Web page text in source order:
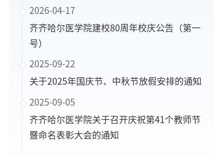
2026-04-17
齐齐哈尔医学院建校80周年校庆公告（第一
号）
2025-09-22
关于2025年国庆节、中秋节放假安排的通知
2025-09-05
齐齐哈尔医学院关于召开庆祝第41个教师节
暨命名表彰大会的通知